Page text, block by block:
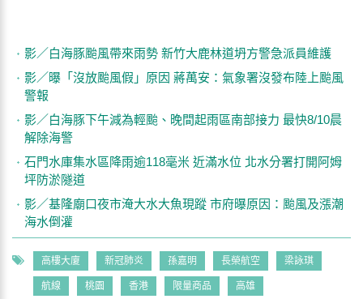
影／白海豚颱風帶來雨勢 新竹大鹿林道坍方警急派員維護
影／曝「沒放颱風假」原因 蔣萬安：氣象署沒發布陸上颱風
警報
影／白海豚下午減為輕颱、晚間起雨區南部接力 最快8/10晨
解除海警
石門水庫集水區降雨逾118毫米 近滿水位 北水分署打開阿姆
坪防淤隧道
影／基隆廟口夜市淹大水大魚現蹤 市府曝原因：颱風及漲潮
海水倒灌
高樓大廈 新冠肺炎 孫嘉明 長榮航空 梁詠琪
航線 桃園 香港 限量商品 高雄